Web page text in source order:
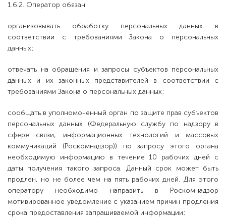
1.6.2. Оператор обязан:
организовывать обработку персональных данных в
соответствии с требованиями Закона о персональных
данных;
отвечать на обращения и запросы субъектов персональных
данных и их законных представителей в соответствии с
требованиями Закона о персональных данных;
сообщать в уполномоченный орган по защите прав субъектов
персональных данных (Федеральную службу по надзору в
сфере связи, информационных технологий и массовых
коммуникаций (Роскомнадзор)) по запросу этого органа
необходимую информацию в течение 10 рабочих дней с
даты получения такого запроса. Данный срок может быть
продлен, но не более чем на пять рабочих дней. Для этого
оператору необходимо направить в Роскомнадзор
мотивированное уведомление с указанием причин продления
срока предоставления запрашиваемой информации;